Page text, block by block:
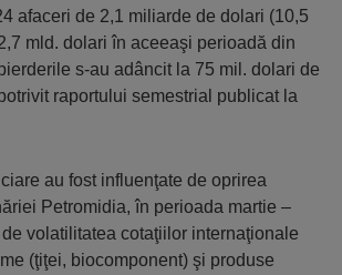
afaceri de 2,1 miliarde de dolari (10,5
mld. dolari în aceeaşi perioadă din
s-au adâncit la 75 mil. dolari de
raportului semestrial publicat la
au fost influenţate de oprirea
Petromidia, în perioada martie –
volatilitatea cotaţiilor internaţionale
(ţiţei, biocomponent) şi produse